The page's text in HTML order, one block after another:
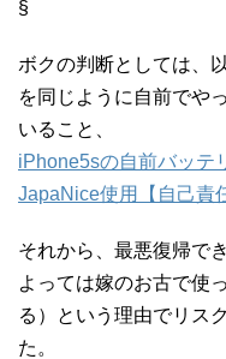
§
ボクの判断としては、
を同じように自前でや
いること、
iPhone5sの自前バッテ
JapaNice使用【自己責
それから、最悪復帰で
よっては嫁のお古で使
る）という理由でリス
た。